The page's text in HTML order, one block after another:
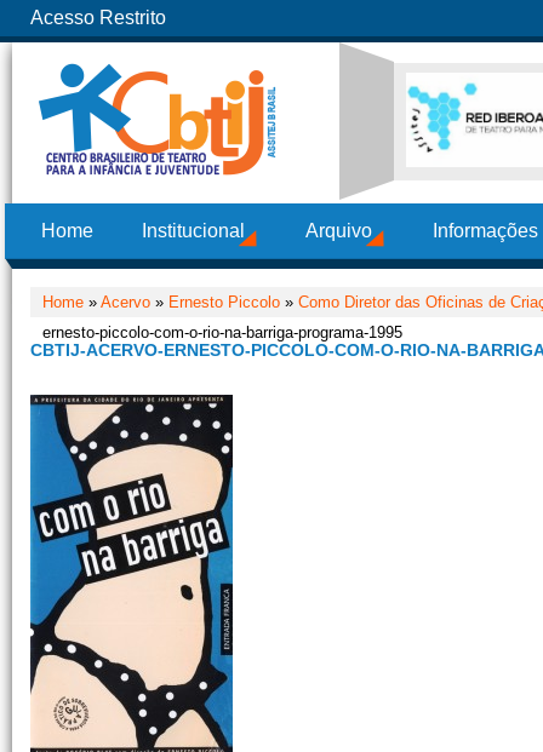
Acesso Restrito
Home Institucional Arquivo
Home » Acervo » Ernesto Piccolo » Como Diretor das Oficinas de
ernesto-piccolo-com-o-rio-na-barriga-programa-1995
CBTIJ-ACERVO-ERNESTO-PICCOLO-COM-O-RIO-NA-